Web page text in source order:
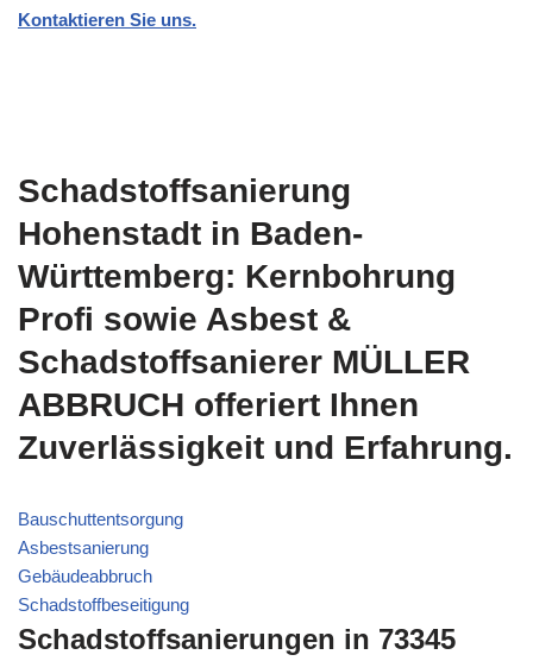
Kontaktieren Sie uns.
Schadstoffsanierung
Hohenstadt in Baden-
Württemberg: Kernbohrung
Profi sowie Asbest &
Schadstoffsanierer MÜLLER
ABBRUCH offeriert Ihnen
Zuverlässigkeit und Erfahrung.
Bauschuttentsorgung
Asbestsanierung
Gebäudeabbruch
Schadstoffbeseitigung
Schadstoffsanierungen in 73345